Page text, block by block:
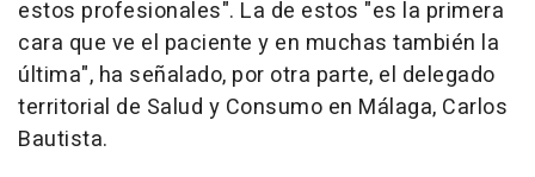
estos profesionales". La de estos "es la primera
cara que ve el paciente y en muchas también la
última", ha señalado, por otra parte, el delegado
territorial de Salud y Consumo en Málaga, Carlos
Bautista.